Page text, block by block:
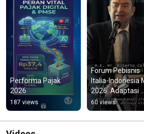
Performa Pajak
2026
187 views
Forum Pebisnis
Italia-Indonesia
2026: Adaptasi
Bisnis dan
Harmonisasi
Regulasi AI
60 views